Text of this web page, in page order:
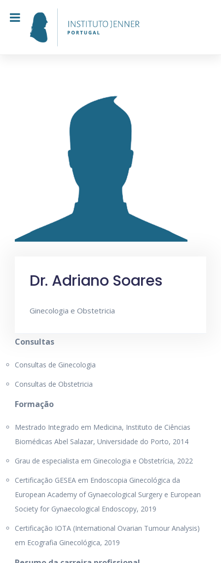
Dr. Adriano Soares
Ginecologia e Obstetricia
Consultas
Consultas de Ginecologia
Consultas de Obstetricia
Formação
Mestrado Integrado em Medicina, Instituto de Ciências
Biomédicas Abel Salazar, Universidade do Porto, 2014
Grau de especialista em Ginecologia e Obstetrícia, 2022
Certificação GESEA em Endoscopia Ginecológica da
European Academy of Gynaecological Surgery e European
Society for Gynaecological Endoscopy, 2019
Certificação IOTA (International Ovarian Tumour Analysis)
em Ecografia Ginecológica, 2019